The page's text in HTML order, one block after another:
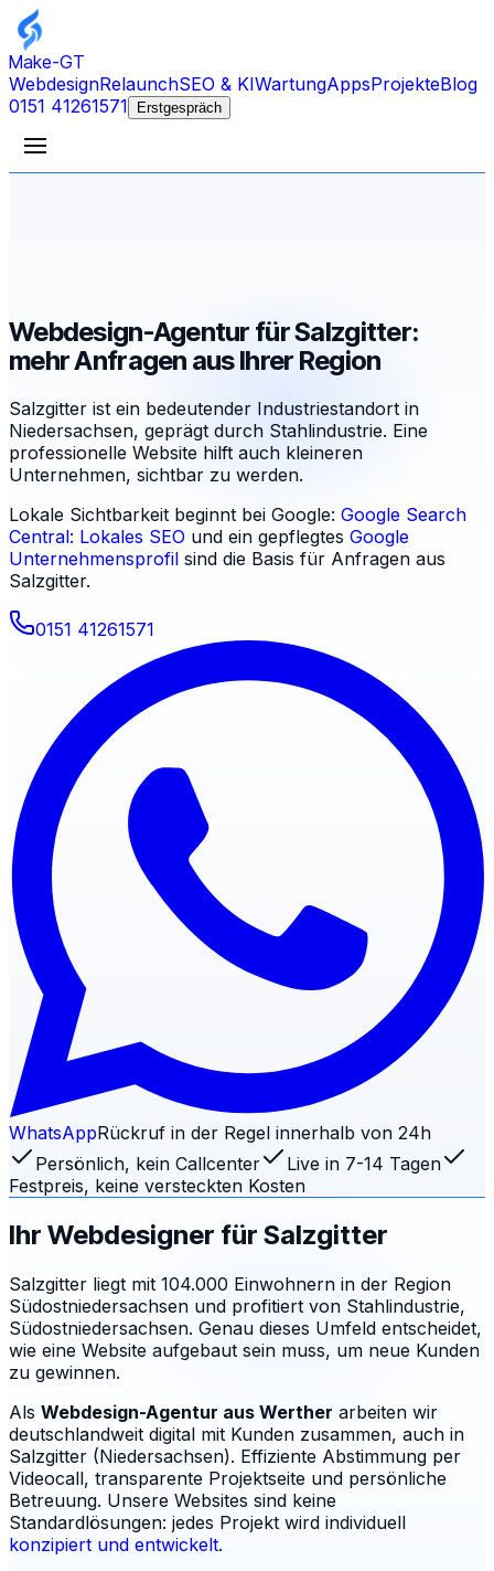
Make-GT
WebdesignRelaunchSEO & KIWartungAppsProjekteBlog
0151 41261571
Erstgespräch
Webdesign-Agentur für Salzgitter:
mehr Anfragen aus Ihrer Region
Salzgitter ist ein bedeutender Industriestandort in
Niedersachsen, geprägt durch Stahlindustrie. Eine
professionelle Website hilft auch kleineren
Unternehmen, sichtbar zu werden.
Lokale Sichtbarkeit beginnt bei Google: Google Search
Central: Lokales SEO und ein gepflegtes Google
Unternehmensprofil sind die Basis für Anfragen aus
Salzgitter.
0151 41261571
WhatsAppRückruf in der Regel innerhalb von 24h
Persönlich, kein Callcenter
Live in 7-14 Tagen
Festpreis, keine versteckten Kosten
Ihr Webdesigner für Salzgitter
Salzgitter liegt mit 104.000 Einwohnern in der Region
Südostniedersachsen und profitiert von Stahlindustrie,
Südostniedersachsen. Genau dieses Umfeld entscheidet,
wie eine Website aufgebaut sein muss, um neue Kunden
zu gewinnen.
Als Webdesign-Agentur aus Werther arbeiten wir
deutschlandweit digital mit Kunden zusammen, auch in
Salzgitter (Niedersachsen). Effiziente Abstimmung per
Videocall, transparente Projektseite und persönliche
Betreuung. Unsere Websites sind keine
Standardlösungen: jedes Projekt wird individuell
konzipiert und entwickelt.